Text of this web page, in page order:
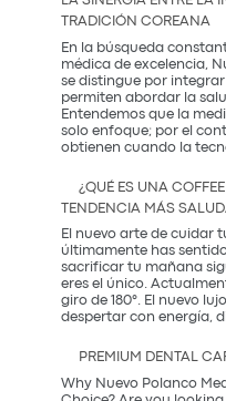
Realmente
Necesita:
Salud
y
Prevención
TRADICIÓN COREANA
En la búsqueda
médica de excelencia,
se distingue por
permiten abordar la
Entendemos que la
solo enfoque; por el
obtienen cuando la
¿QUÉ ES UNA
TENDENCIA MÁS
El nuevo arte de cuidar
últimamente has
sacrificar tu mañana
eres el único.
giro de 180°. El nuevo
despertar con energía,
PREMIUM DENTAL
Why Nuevo Polanco